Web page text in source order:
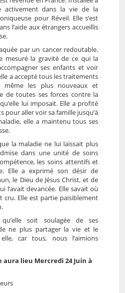
activement dans la vie de la
pour Réveil. Elle s’est
l’aide aux étrangers accueillis
par un cancer redoutable.
mesuré la gravité de ce qui la
ses enfants et voir
a accepté tous les traitements
même les plus nouveaux et
de toutes ses forces contre la
lui imposait. Elle a profité
pour aller voir sa famille jusqu’à
elle a maintenu tous ses
la maladie ne lui laissait plus
dans une unité de soins
les soins attentifs et
Elle a exprimé son désir de
le Dieu de Jésus Christ, et de
l’avait devancée. Elle savait où
cru. Elle est partie paisiblement
soit soulagée de ses
ne plus partager la vie et le
car tous, nous l’aimions
aura lieu Mercredi 24 Juin à